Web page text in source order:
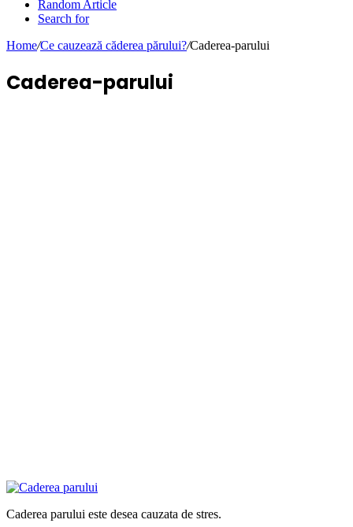
Random Article
Search for
Home/Ce cauzează căderea părului?/Caderea-parului
Caderea-parului
Caderea parului este desea cauzata de stres.